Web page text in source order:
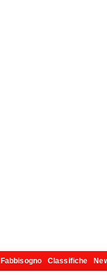
Fabbisogno Classifiche